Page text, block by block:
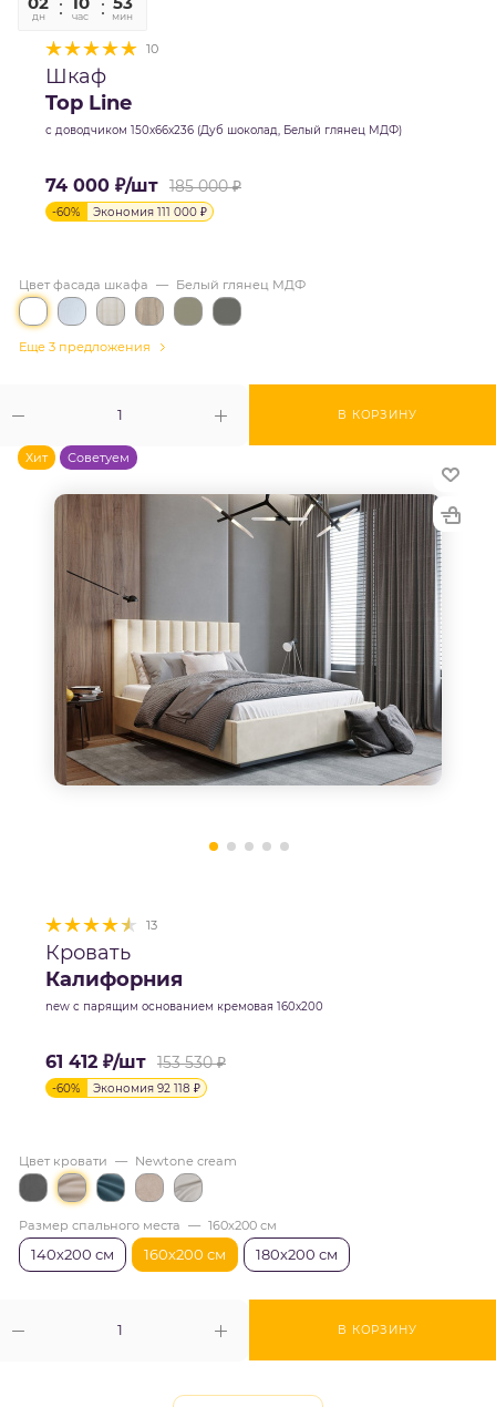
дн час мин
10
Шкаф
Top Line
с доводчиком 150х66х236 (Дуб шоколад, Белый глянец МДФ)
74 000 ₽/шт 185 000₽
-60% Экономия 111 000 ₽
В КОРЗИНУ
Цвет фасада шкафа — Белый глянец МДФ
Еще 3 предложения
Хит Советуем
13
Кровать
Калифорния
new с парящим основанием кремовая 160х200
61 412 ₽/шт 153 530₽
-60% Экономия 92 118 ₽
В КОРЗИНУ
Цвет кровати — Newtone cream
Размер спального места — 160х200 см
140х200 см 160х200 см 180х200 см